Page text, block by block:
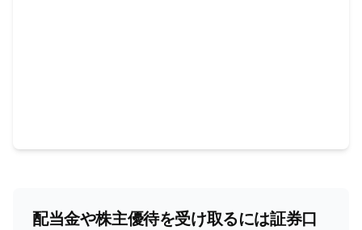
配当金や株主優待を受け取るには証券口